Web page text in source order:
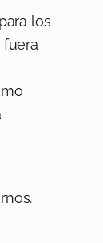
los
fuera